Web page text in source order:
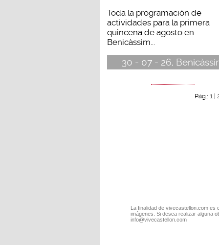
Toda la programación de
actividades para la primera
quincena de agosto en
Benicàssim...
30 - 07 - 26,
Pág.:1 |
La finalidad de vivecastellon.com
imágenes. Si desea realizar alguna
info@vivecastellon.com